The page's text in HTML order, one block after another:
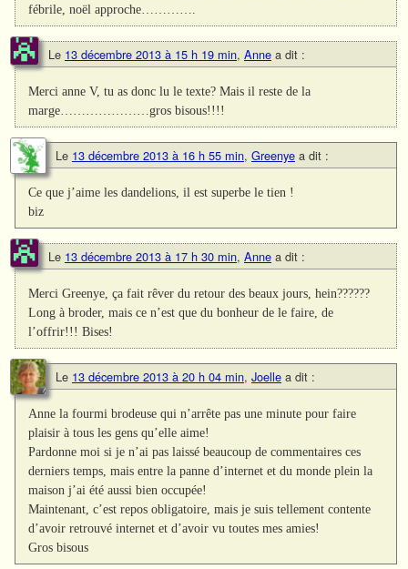
fébrile, noël approche………….
Le 13 décembre 2013 à 15 h 19 min, Anne a dit :
Merci anne V, tu as donc lu le texte? Mais il reste de la
marge…………………gros bisous!!!!
Le 13 décembre 2013 à 16 h 55 min, Greenye a dit :
Ce que j’aime les dandelions, il est superbe le tien !
biz
Le 13 décembre 2013 à 17 h 30 min, Anne a dit :
Merci Greenye, ça fait rêver du retour des beaux jours, hein??????
Long à broder, mais ce n’est que du bonheur de le faire, de
l’offrir!!! Bises!
Le 13 décembre 2013 à 20 h 04 min, Joelle a dit :
Anne la fourmi brodeuse qui n’arrête pas une minute pour faire
plaisir à tous les gens qu’elle aime!
Pardonne moi si je n’ai pas laissé beaucoup de commentaires ces
derniers temps, mais entre la panne d’internet et du monde plein la
maison j’ai été aussi bien occupée!
Maintenant, c’est repos obligatoire, mais je suis tellement contente
d’avoir retrouvé internet et d’avoir vu toutes mes amies!
Gros bisous